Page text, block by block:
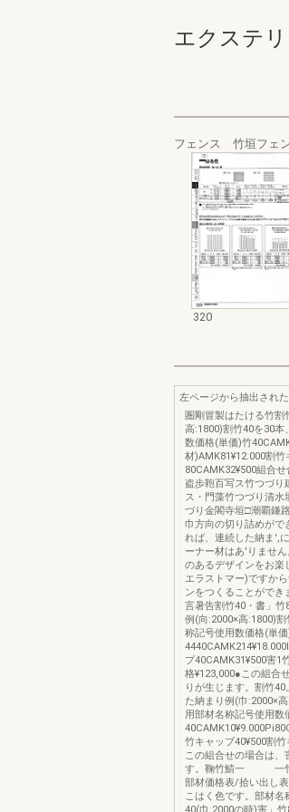
エクステ
フェンス 竹垣フェ
320
左ページから抽出され
圏剛冒製はたける竹割
高:1800)割竹40を30本
数価格(単価)竹
材)AMK81¥12.000割
80CAMK32¥500組合
盗歩鞄百写ス竹つづり
ス・門藻竹つづり清水
づり金閣寺垣□潮覇鎌
巾方向の切り詰めがで
れば、連続した納ま',
ーナー材はあ'りませ
のあるデザインをお楽
エラストマー)ですか
ンをつくることができ
言暑告割竹40・書」竹
例(向:2000×高:1800)
称記号使用数価格(単
プ40CAMK31¥500害1
格¥123,000●この組合
りが生じます。割竹
た納まり例(巾:2000×
用部材名称記号使用数
竹キャッブ40¥500割
この組合せの場合は、
す。鞠竹鯖一 一竹
部材価格表/拾い出し
こはく色です。部材